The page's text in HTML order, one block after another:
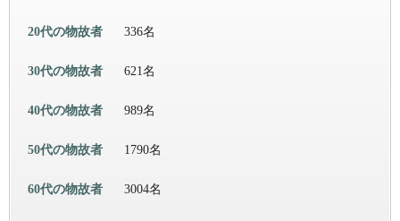
20代の物故者 336名
30代の物故者 621名
40代の物故者 989名
50代の物故者 1790名
60代の物故者 3004名